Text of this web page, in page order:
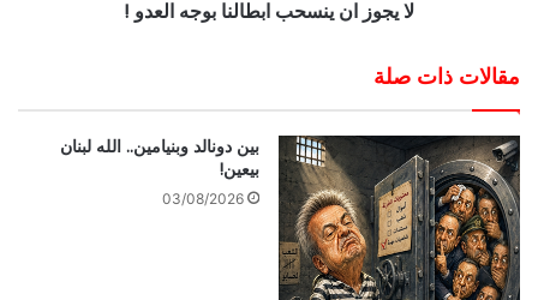
لا يجوز ان ينسحب ابطالنا بوجه العدو !
مقالات ذات صلة
بين دونالد وبنيامين.. الله لبنان
بيعين!
03/08/2026